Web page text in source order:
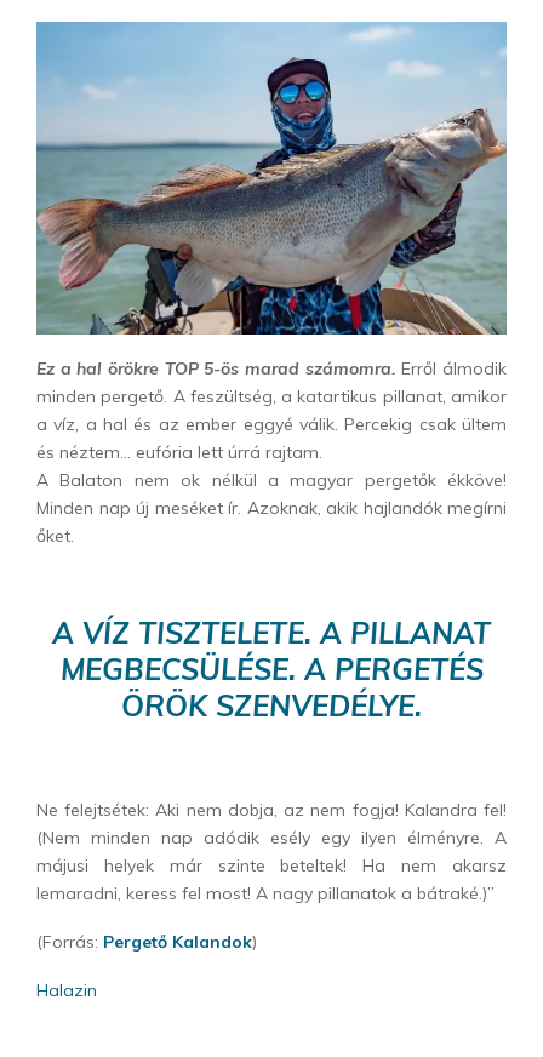
Ez a hal örökre TOP 5-ös marad számomra. Erről álmodik
minden pergető. A feszültség, a katartikus pillanat, amikor
a víz, a hal és az ember eggyé válik. Percekig csak ültem
és néztem… eufória lett úrrá rajtam.
A Balaton nem ok nélkül a magyar pergetők ékköve!
Minden nap új meséket ír. Azoknak, akik hajlandók megírni
őket.
A VÍZ TISZTELETE. A PILLANAT
MEGBECSÜLÉSE. A PERGETÉS
ÖRÖK SZENVEDÉLYE.
Ne felejtsétek: Aki nem dobja, az nem fogja! Kalandra fel!
(Nem minden nap adódik esély egy ilyen élményre. A
májusi helyek már szinte beteltek! Ha nem akarsz
lemaradni, keress fel most! A nagy pillanatok a bátraké.)”
(Forrás: Pergető Kalandok)
Halazin